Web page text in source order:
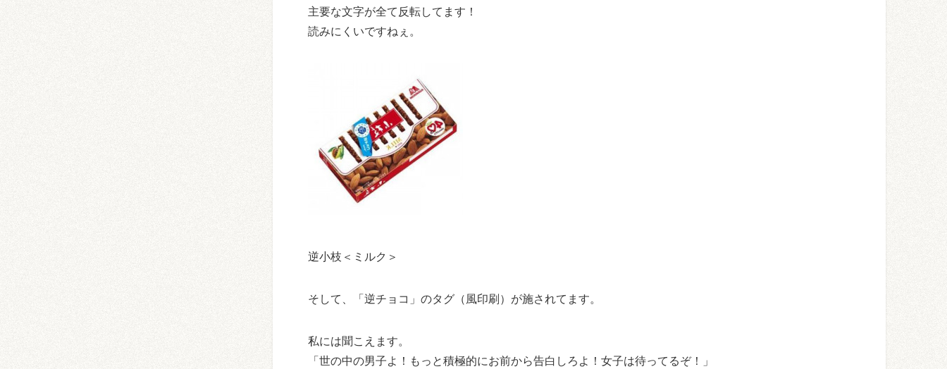
主要な文字が全て反転してます！
読みにくいですねぇ。
逆小枝＜ミルク＞
そして、「逆チョコ」のタグ（風印刷）が施されてます。
私には聞こえます。
「世の中の男子よ！もっと積極的にお前から告白しろよ！女子は待ってるぞ！」